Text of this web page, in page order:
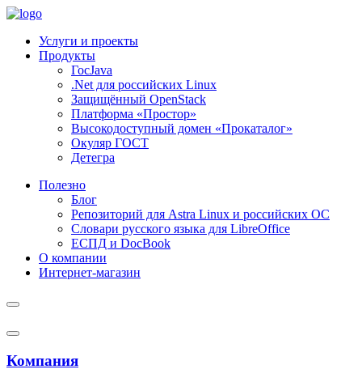
Услуги и проекты
Продукты
ГосJava
.Net для российских Linux
Защищённый OpenStack
Платформа «Простор»
Высокодоступный домен «Прокаталог»
Окуляр ГОСТ
Детегра
Полезно
Блог
Репозиторий для Astra Linux и российских ОС
Словари русского языка для LibreOffice
ЕСПД и DocBook
О компании
Интернет-магазин
Компания